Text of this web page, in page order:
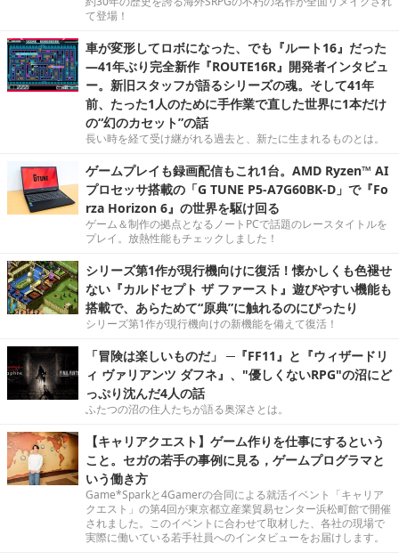
て登場！
車が変形してロボになった、でも『ルート16』だった
―41年ぶり完全新作『ROUTE16R』開発者インタビュ
ー。新旧スタッフが語るシリーズの魂。そして41年
前、たった1人のために手作業で直した世界に1本だけ
の“幻のカセット”の話
長い時を経て受け継がれる過去と、新たに生まれるものとは。
ゲームプレイも録画配信もこれ1台。AMD Ryzen™ AI
プロセッサ搭載の「G TUNE P5-A7G60BK-D」で『Fo
rza Horizon 6』の世界を駆け回る
ゲーム＆制作の拠点となるノートPCで話題のレースタイトルを
プレイ。放熱性能もチェックしました！
シリーズ第1作が現行機向けに復活！懐かしくも色褪せ
ない『カルドセプト ザ ファースト』遊びやすい機能も
搭載で、あらためて“原典”に触れるのにぴったり
シリーズ第1作が現行機向けの新機能を備えて復活！
「冒険は楽しいものだ」 ─『FF11』と『ウィザードリ
ィ ヴァリアンツ ダフネ』、"優しくないRPG"の沼にど
っぷり沈んだ4人の話
ふたつの沼の住人たちが語る奥深さとは。
【キャリアクエスト】ゲーム作りを仕事にするという
こと。セガの若手の事例に見る，ゲームプログラマと
いう働き方
Game*Sparkと4Gamerの合同による就活イベント「キャリア
クエスト」の第4回が東京都立産業貿易センター浜松町館で開催
されました。このイベントに合わせて取材した、各社の現場で
実際に働いている若手社員へのインタビューをお届けします。